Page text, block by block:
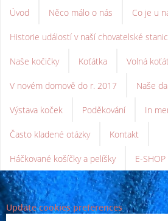
Úvod Něco málo o nás Co je u
Historie událostí v naší chovatelské
Naše kočičky Koťátka Volná
V novém domově do r. 2017 Naše
Výstava koček Poděkování In
Často kladené otázky Kontakt
Háčkované košíčky a pelíšky E-SHOP
Update cookies preferences